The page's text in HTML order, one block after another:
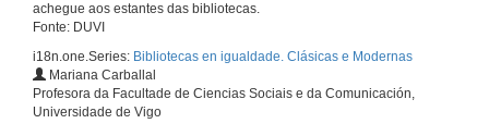
achegue aos estantes das bibliotecas.
Fonte: DUVI
i18n.one.Series: Bibliotecas en igualdade. Clásicas e Modernas
Mariana Carballal
Profesora da Facultade de Ciencias Sociais e da Comunicación,
Universidade de Vigo